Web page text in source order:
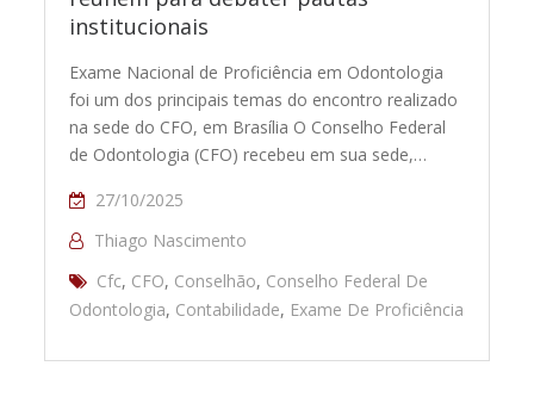
institucionais
Exame Nacional de Proficiência em Odontologia
foi um dos principais temas do encontro realizado
na sede do CFO, em Brasília O Conselho Federal
de Odontologia (CFO) recebeu em sua sede,…
27/10/2025
Thiago Nascimento
Cfc, CFO, Conselhão, Conselho Federal De
Odontologia, Contabilidade, Exame De Proficiência